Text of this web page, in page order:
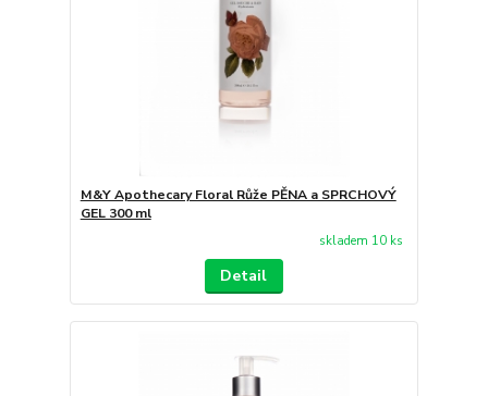
M&Y Apothecary Floral Růže PĚNA a SPRCHOVÝ
GEL 300 ml
skladem 10 ks
Detail